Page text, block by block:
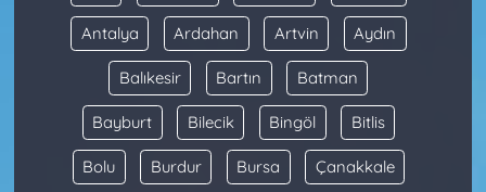
Antalya Ardahan Artvin Aydın
Balıkesir Bartın Batman
Bayburt Bilecik Bingöl Bitlis
Bolu Burdur Bursa Çanakkale